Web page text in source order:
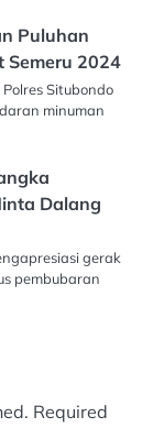
Puluhan
Semeru 2024
Situbondo
minuman
Dalang
gerak
pembubaran
Required